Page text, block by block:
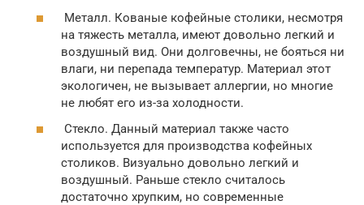
Металл. Кованые кофейные столики, несмотря
на тяжесть металла, имеют довольно легкий и
воздушный вид. Они долговечны, не бояться ни
влаги, ни перепада температур. Материал этот
экологичен, не вызывает аллергии, но многие
не любят его из-за холодности.
Стекло. Данный материал также часто
используется для производства кофейных
столиков. Визуально довольно легкий и
воздушный. Раньше стекло считалось
достаточно хрупким, но современные